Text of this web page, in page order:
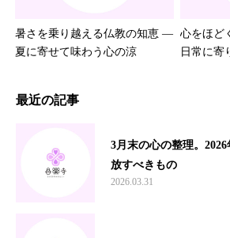
暑さを乗り越える仏教の知恵 ―
夏に寄せて味わう心の涼
心をほど
日常に寄
最近の記事
3月末の心の整理。
放すべきもの
2026.03.31